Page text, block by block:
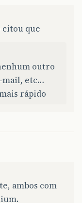
citou que
outro
mail, etc…
rápido
ambos com